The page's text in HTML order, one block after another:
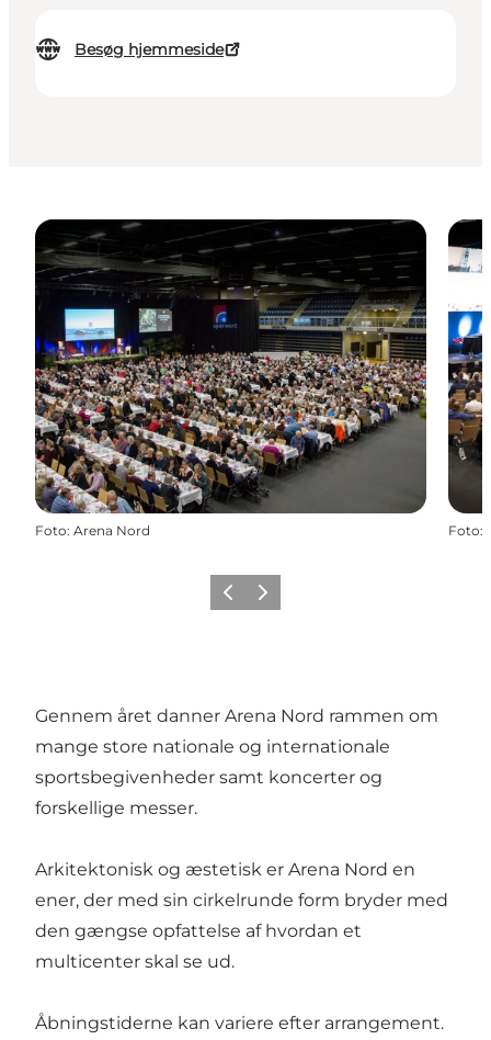
Besøg hjemmeside
Foto: Arena Nord Foto:
ForrigeNæste
Gennem året danner Arena Nord rammen om
mange store nationale og internationale
sportsbegivenheder samt koncerter og
forskellige messer.
Arkitektonisk og æstetisk er Arena Nord en
ener, der med sin cirkelrunde form bryder med
den gængse opfattelse af hvordan et
multicenter skal se ud.
Åbningstiderne kan variere efter arrangement.